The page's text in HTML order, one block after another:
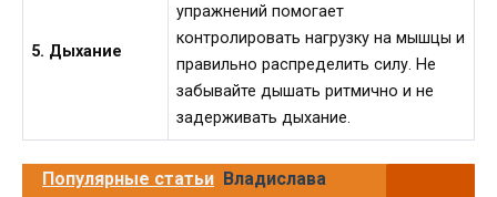
5. Дыхание
упражнений помогает
контролировать нагрузку на мышцы и
правильно распределить силу. Не
забывайте дышать ритмично и не
задерживать дыхание.
Популярные статьи Владислава